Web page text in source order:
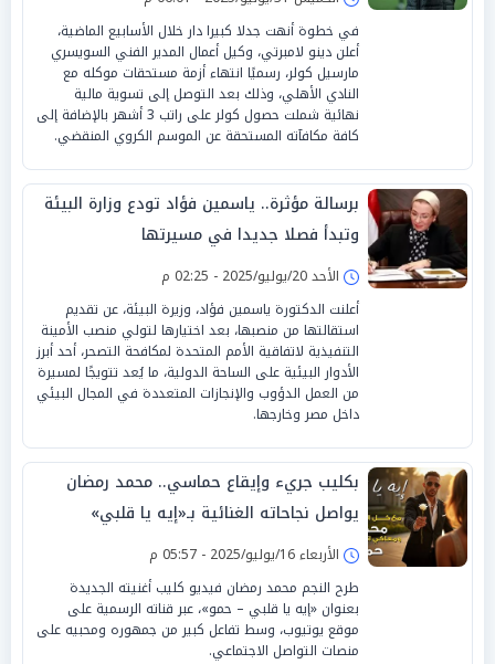
في خطوة أنهت جدلا كبيرا دار خلال الأسابيع الماضية،
أعلن دينو لامبرتي، وكيل أعمال المدير الفني السويسري
مارسيل كولر، رسميًا انتهاء أزمة مستحقات موكله مع
النادي الأهلي، وذلك بعد التوصل إلى تسوية مالية
نهائية شملت حصول كولر على راتب 3 أشهر بالإضافة إلى
كافة مكافآته المستحقة عن الموسم الكروي المنقضي.
برسالة مؤثرة.. ياسمين فؤاد تودع وزارة البيئة
وتبدأ فصلا جديدا في مسيرتها
الأحد 20/يوليو/2025 - 02:25 م
أعلنت الدكتورة ياسمين فؤاد، وزيرة البيئة، عن تقديم
استقالتها من منصبها، بعد اختيارها لتولي منصب الأمينة
التنفيذية لاتفاقية الأمم المتحدة لمكافحة التصحر، أحد أبرز
الأدوار البيئية على الساحة الدولية، ما يُعد تتويجًا لمسيرة
من العمل الدؤوب والإنجازات المتعددة في المجال البيئي
داخل مصر وخارجها.
بكليب جريء وإيقاع حماسي.. محمد رمضان
يواصل نجاحاته الغنائية بـ«إيه يا قلبي»
الأربعاء 16/يوليو/2025 - 05:57 م
طرح النجم محمد رمضان فيديو كليب أغنيته الجديدة
بعنوان «إيه يا قلبي – حمو»، عبر قناته الرسمية على
موقع يوتيوب، وسط تفاعل كبير من جمهوره ومحبيه على
منصات التواصل الاجتماعي.